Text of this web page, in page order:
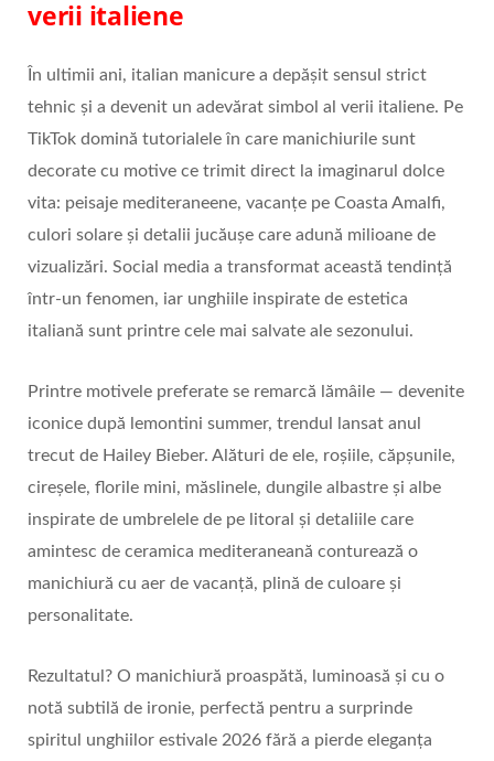
verii italiene
În ultimii ani, italian manicure a depășit sensul strict
tehnic și a devenit un adevărat simbol al verii italiene. Pe
TikTok domină tutorialele în care manichiurile sunt
decorate cu motive ce trimit direct la imaginarul dolce
vita: peisaje mediteraneene, vacanțe pe Coasta Amalfi,
culori solare și detalii jucăușe care adună milioane de
vizualizări. Social media a transformat această tendință
într-un fenomen, iar unghiile inspirate de estetica
italiană sunt printre cele mai salvate ale sezonului.
Printre motivele preferate se remarcă lămâile — devenite
iconice după lemontini summer, trendul lansat anul
trecut de Hailey Bieber. Alături de ele, roșiile, căpșunile,
cireșele, florile mini, măslinele, dungile albastre și albe
inspirate de umbrelele de pe litoral și detaliile care
amintesc de ceramica mediteraneană conturează o
manichiură cu aer de vacanță, plină de culoare și
personalitate.
Rezultatul? O manichiură proaspătă, luminoasă și cu o
notă subtilă de ironie, perfectă pentru a surprinde
spiritul unghiilor estivale 2026 fără a pierde eleganța